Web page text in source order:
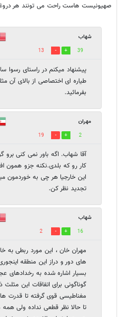
صهیونیست هاست راحت می تونند هر
شهاب
39
13
پیشنهاد میکنم در راستای رسوا
طیاره ای اختصاصی از بالای آن
بفرمائید.
مهران
2
19
آقا شهاب. اگه باور نمی کنی برو
کار رو که بلدی.نکنه جزو
این خارجیا هر چی به خوردمون
تجدید نظر کن.
شهاب
16
2
مهران خان ، این مورد ربطی به
های دور و دراز این منطقه
بسیار اشاره شده به رخدادهای
گوناگونی برای اتفاقات این
مغناطیسی قوی گرفته تا قدرت
تا حالا نظر قطعی نداده ولی